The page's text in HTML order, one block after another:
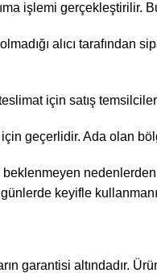
işlemi gerçekleştirilir.
alıcı
için satış
geçerlidir. Ada olan
keyifle
garantisi altındadır.